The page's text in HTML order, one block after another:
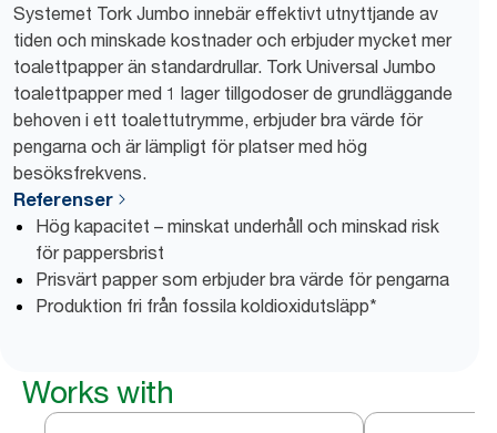
Systemet Tork Jumbo innebär effektivt utnyttjande av
tiden och minskade kostnader och erbjuder mycket mer
toalettpapper än standardrullar. Tork Universal Jumbo
toalettpapper med 1 lager tillgodoser de grundläggande
behoven i ett toalettutrymme, erbjuder bra värde för
pengarna och är lämpligt för platser med hög
besöksfrekvens.
Referenser
Hög kapacitet – minskat underhåll och minskad risk
för pappersbrist
Prisvärt papper som erbjuder bra värde för pengarna
Produktion fri från fossila koldioxidutsläpp*
Works with